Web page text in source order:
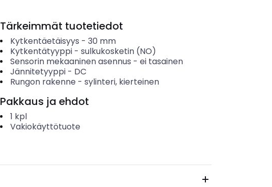
Tärkeimmät tuotetiedot
Kytkentäetäisyys - 30 mm
Kytkentätyyppi- sulkukosketin (NO)
Sensorin mekaaninen asennus - ei tasainen
Jännitetyyppi- DC
Rungon rakenne - sylinteri, kierteinen
Pakkaus ja ehdot
1 kpl
Vakiokäyttötuote